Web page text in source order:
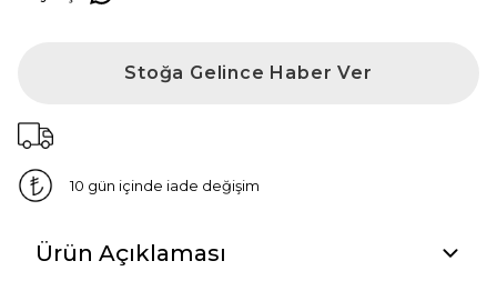
Stoğa Gelince Haber Ver
10 gün içinde iade değişim
Ürün Açıklaması